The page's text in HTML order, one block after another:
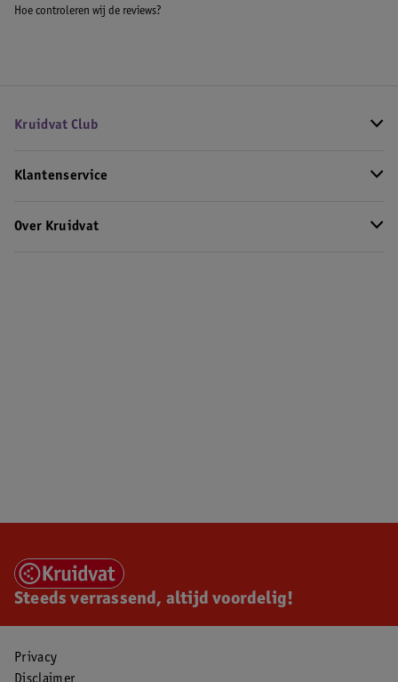
Hoe controleren wij de reviews?
Kruidvat Club
Klantenservice
Over Kruidvat
Steeds verrassend, altijd voordelig!
Privacy